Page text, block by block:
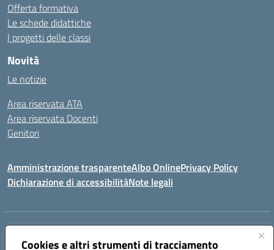
Cookies e altri strumenti di tracciamento
Offerta formativa
Le schede didattiche
I progetti delle classi
Novità
Le notizie
Area riservata ATA
Area riservata Docenti
Genitori
Amministrazione trasparenteAlbo OnlinePrivacy Policy
Dichiarazione di accessibilitàNote legali
Indirizzo:
Centralino:0921562586 Email:PAIC820003@istruzione.it